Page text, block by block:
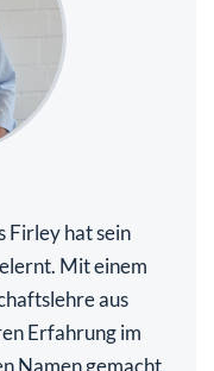
Firley hat sein
Mit einem
aus
Erfahrung im
Namen gemacht.